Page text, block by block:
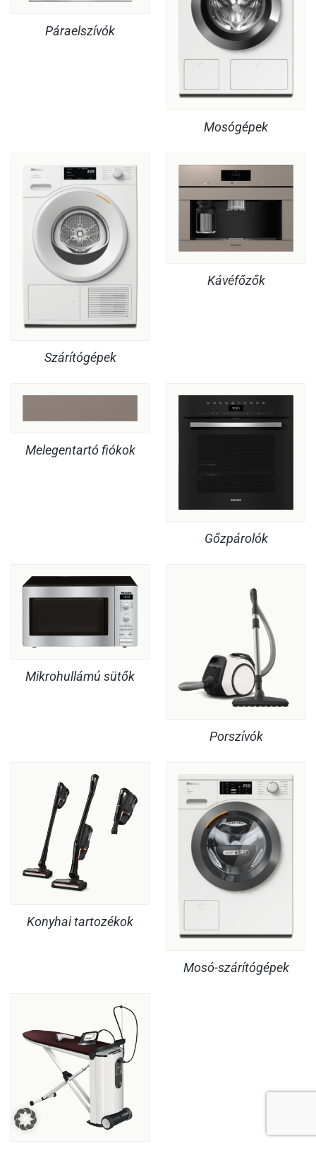
Páraelszívók
Mosógépek
Szárítógépek
Kávéfőzők
Melegentartó fiókok
Gőzpárolók
Mikrohullámú sütők
Porszívók
Konyhai tartozékok
Mosó-szárítógépek